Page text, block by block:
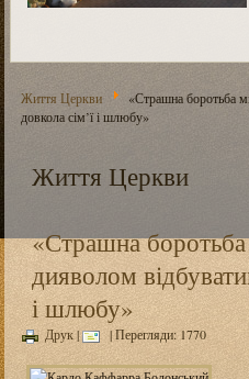
Життя Церкви
«Страшна боротьба
довкола сім’ї і шлюбу»
Життя Церкви
«Страшна
дияволом
і шлюбу»
Друк| | Перегляди: 1770